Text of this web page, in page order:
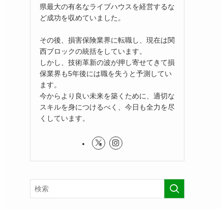
県最大の有名なライブハウスを経営するな
ど成功を収めていました。
その後、損害保険業界に転職し、現在は関
西ブロックの統括をしています。
しかし、技術革新の波が押し寄せてきて損
保業界も5年後には職を失うと予測してい
ます。
今からより良い未来を築くために、適切な
スキルを身につけるべく、今日も全力を尽
くしています。